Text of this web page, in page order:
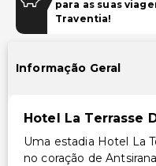
Transporte
Transporte para o
Cofre na recepção
Equipa multilíngue
para as suas
Traventia!
Informação Geral
Hotel La Terrasse
Uma estadia Hotel La
no coração de